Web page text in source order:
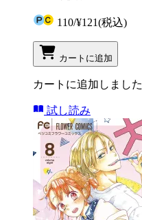
110/¥121(税込)
カートに追加
カートに追加しました
試し読み